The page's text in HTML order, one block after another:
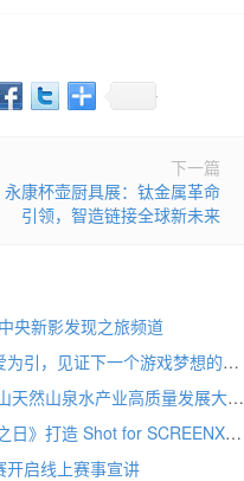
下一篇
永康杯壶厨具展：钛金属革命
引领，智造链接全球新未来
央新影发现之旅频道
2026光子游戏大赛圆满收官：以热爱为引，见证下一个游戏梦想的诞生
福水通四海，好水链世界！ 2026泰山天然山泉水产业高质量发展大会圆满举行
CJ 4DPLEX 宣布：《蜘蛛侠：崭新之日》打造 Shot for SCREENX 专属版本
启线上赛事宣讲